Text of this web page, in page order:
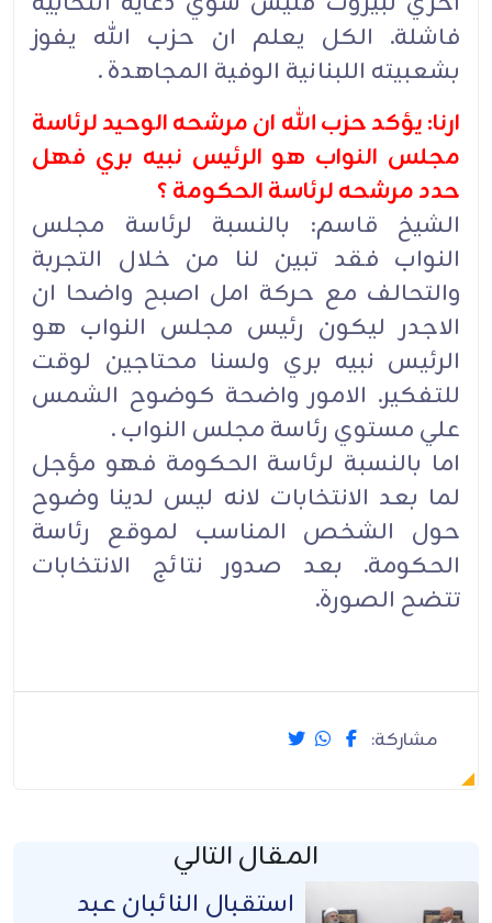
فاشلة. الكل يعلم ان حزب الله يفوز
بشعبيته اللبنانية الوفية المجاهدة .
ارنا: يؤكد حزب الله ان مرشحه الوحيد لرئاسة
مجلس النواب هو الرئيس نبيه بري فهل
حدد مرشحه لرئاسة الحكومة ؟
الشيخ قاسم: بالنسبة لرئاسة مجلس
النواب فقد تبين لنا من خلال التجربة
والتحالف مع حركة امل اصبح واضحا ان
الاجدر ليكون رئيس مجلس النواب هو
الرئيس نبيه بري ولسنا محتاجين لوقت
للتفكير. الامور واضحة كوضوح الشمس
علي مستوي رئاسة مجلس النواب .
اما بالنسبة لرئاسة الحكومة فهو مؤجل
لما بعد الانتخابات لانه ليس لدينا وضوح
حول الشخص المناسب لموقع رئاسة
الحكومة. بعد صدور نتائج الانتخابات
تتضح الصورة.
مشاركة:
المقال التالي
استقبال النائبان عبد